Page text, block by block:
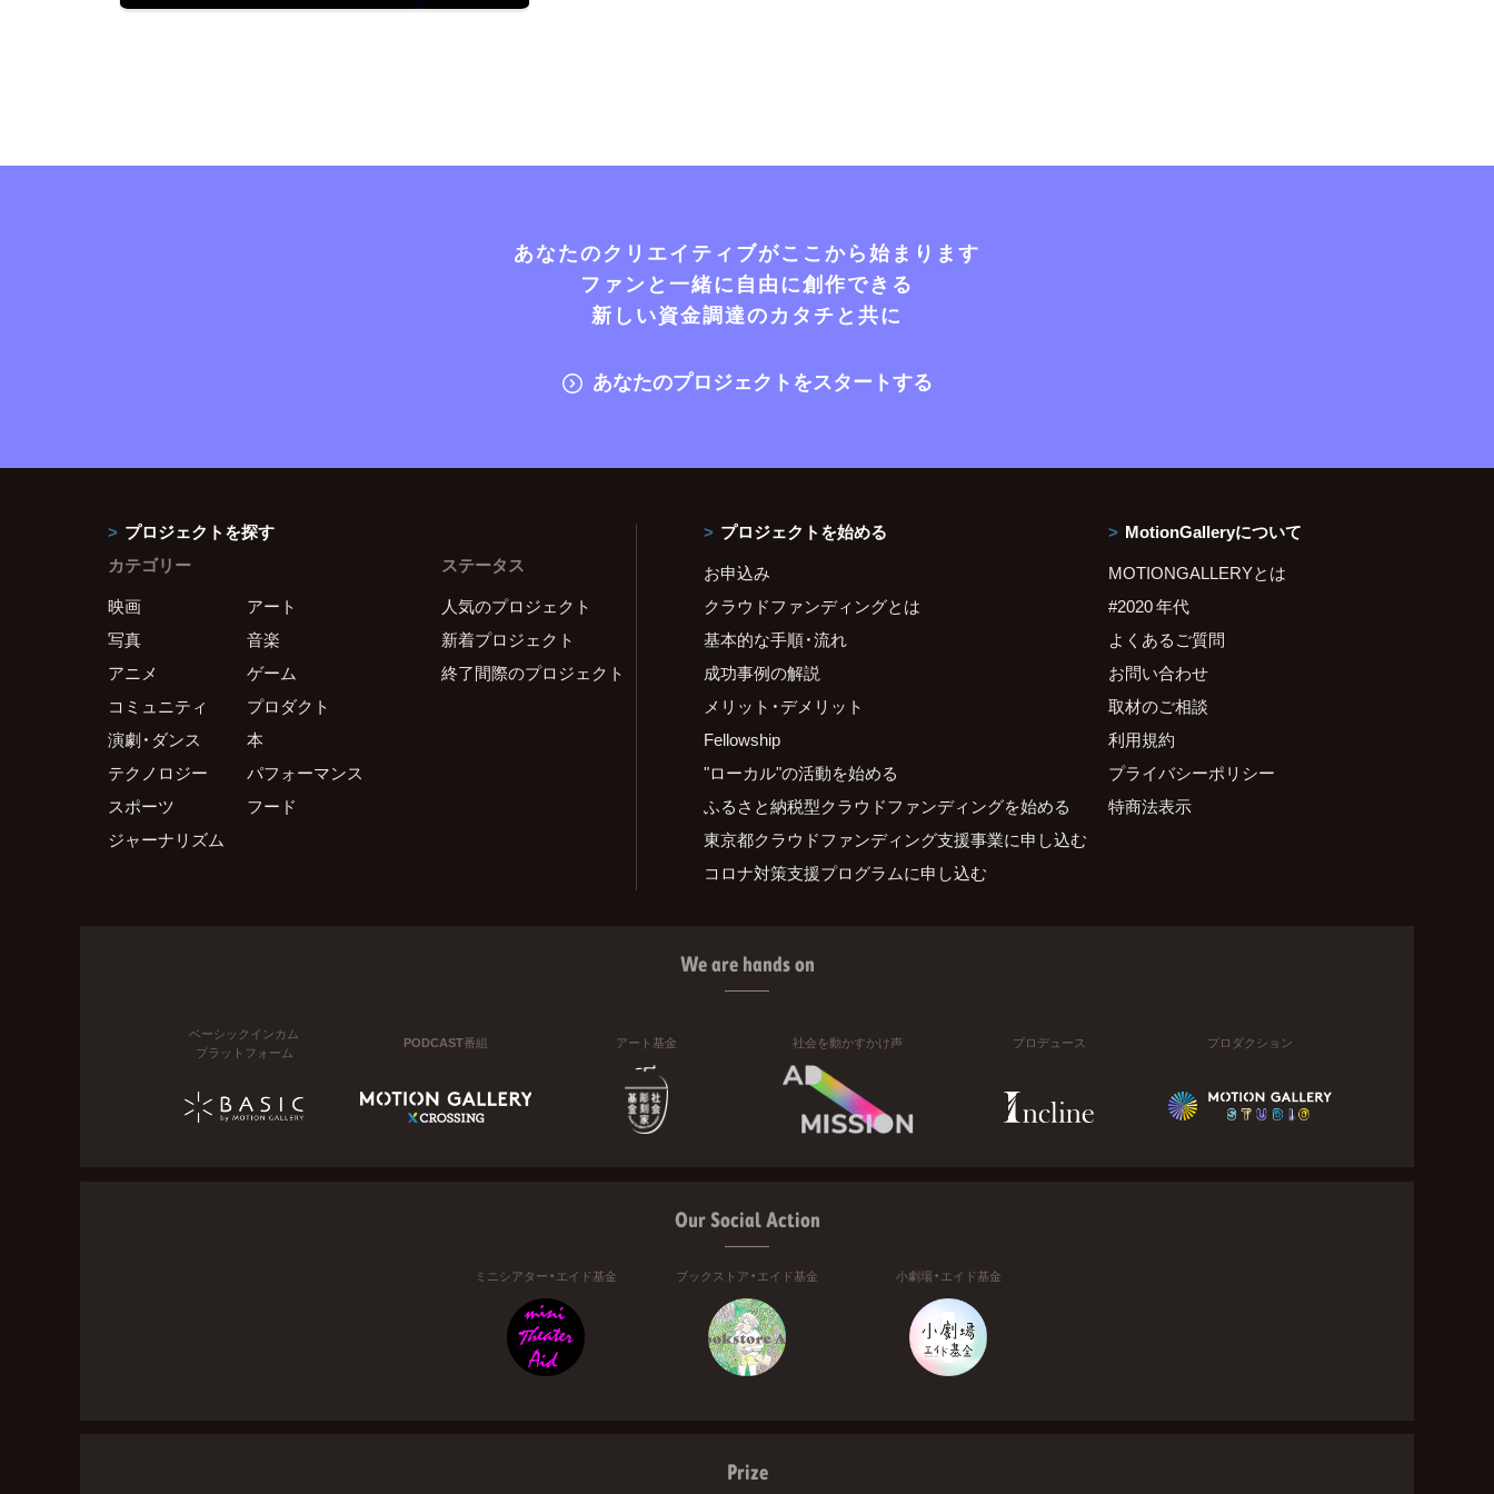
あなたのクリエイティブがここから始まります
ファンと一緒に自由に創作できる
新しい資金調達のカタチと共に
あなたのプロジェクトをスタートする
プロジェクトを探す
カテゴリー
映画
アート
写真
音楽
アニメ
ゲーム
コミュニティ
プロダクト
演劇・ダンス
本
テクノロジー
パフォーマンス
スポーツ
フード
ジャーナリズム
ステータス
人気のプロジェクト
新着プロジェクト
終了間際のプロジェクト
プロジェクトを始める
お申込み
クラウドファンディングとは
基本的な手順・流れ
成功事例の解説
メリット・デメリット
Fellowship
"ローカル"の活動を始める
ふるさと納税型クラウドファンディングを始める
東京都クラウドファンディング支援事業に申し込む
コロナ対策支援プログラムに申し込む
MotionGalleryについて
MOTIONGALLERYとは
#2020 年代
よくあるご質問
お問い合わせ
取材のご相談
利用規約
プライバシーポリシー
特商法表示
We are hands on
ベーシックインカム
プラットフォーム
PODCAST番組 アート基金 社会を動かすかけ声 プロデュース プロダクション
Our Social Action
ミニシアター・エイド基金 ブックストア・エイド基金 小劇場・エイド基金
Prize